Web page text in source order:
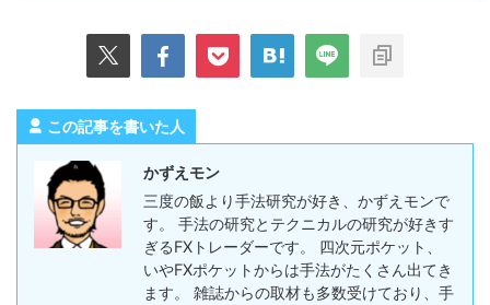
この記事を書いた人
かずえモン
三度の飯より手法研究が好き、かずえモンで
す。 手法の研究とテクニカルの研究が好きす
ぎるFXトレーダーです。 四次元ポケット、
いやFXポケットからは手法がたくさん出てき
ます。 雑誌からの取材も多数受けており、手